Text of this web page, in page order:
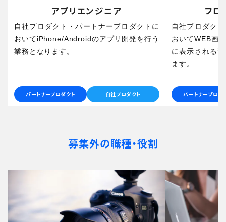
アプリエンジニア
自社プロダクト・パートナープロダクトに
おいてiPhone/Androidのアプリ開発を行う
業務となります。
パートナープロダクト 自社プロダクト
フロ
自社プロダク
おいてWEB画
に表示される
ます。
パートナープロダ
募集外の職種・役割